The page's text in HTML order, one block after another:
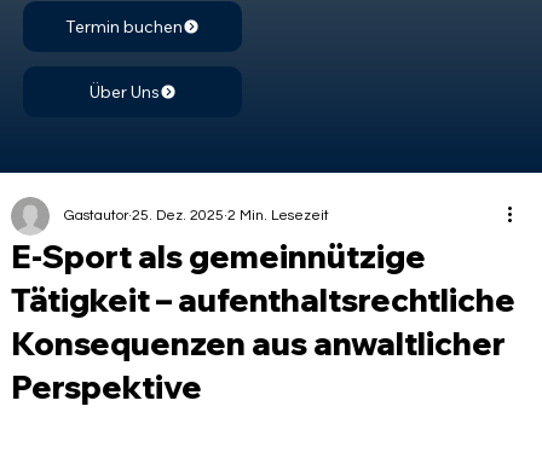
Termin buchen
Über Uns
E-Sport als gemeinnützige
Tätigkeit – aufenthaltsrechtliche
Konsequenzen aus anwaltlicher
Perspektive
Gastautor 25. Dez. 2025 2 Min. Lesezeit